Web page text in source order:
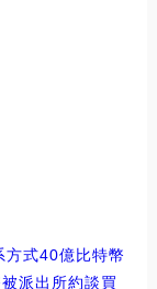
方式40億比特幣
派出所約談買